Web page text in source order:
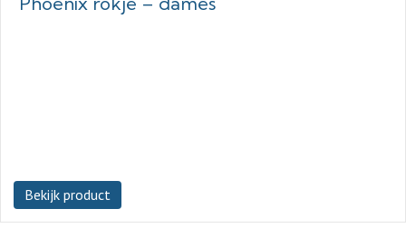
Bekijk product